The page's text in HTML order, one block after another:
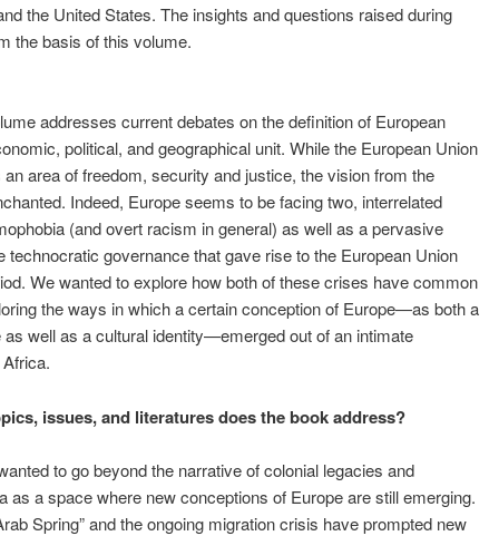
the United States. The insights and questions raised during
the basis of this volume.
addresses current debates on the definition of European
political, and geographical unit. While the European Union
area of freedom, security and justice, the vision from the
Indeed, Europe seems to be facing two, interrelated
(and overt racism in general) as well as a pervasive
technocratic governance that gave rise to the European Union
We wanted to explore how both of these crises have common
the ways in which a certain conception of Europe—as both a
well as a cultural identity—emerged out of an intimate
issues, and literatures does the book address?
to go beyond the narrative of colonial legacies and
as a space where new conceptions of Europe are still emerging.
Spring” and the ongoing migration crisis have prompted new